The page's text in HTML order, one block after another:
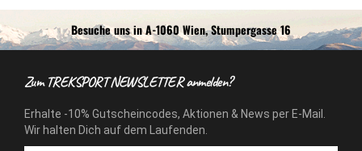
Besuche uns in A-1060 Wien, Stumpergasse 16
Zum TREKSPORT NEWSLETTER anmelden?
Erhalte -10% Gutscheincodes, Aktionen & News per E-Mail.
Wir halten Dich auf dem Laufenden.